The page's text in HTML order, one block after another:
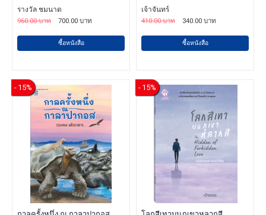
รางวัล ชมนาด
960.00 บาท
700.00 บาท
ซื้อหนังสือ
เจ้าจันทร์
410.00 บาท
340.00 บาท
ซื้อหนังสือ
- 15% - 15%